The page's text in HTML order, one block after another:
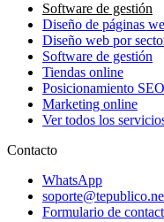
Software de gestión
Diseño de páginas
Diseño web por
Software de gestión
Tiendas online
Posicionamiento SEO
Marketing online
Ver todos los
Contacto
WhatsApp
Formulario de